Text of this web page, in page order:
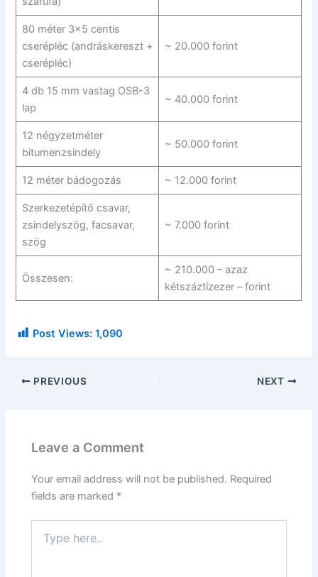
80 méter 3×5 centis
cserépléc (andráskereszt +
cserépléc)
~ 20.000 forint
4 db 15 mm vastag OSB-3
lap
~ 40.000 forint
12 négyzetméter
bitumenzsindely
~ 50.000 forint
12 méter bádogozás ~ 12.000 forint
Szerkezetépítő csavar,
zsindelyszög, facsavar,
szög
~ 7.000 forint
Összesen:
~ 210.000 – azaz
kétszáztízezer – forint
Post Views: 1,090
PREVIOUS NEXT
Leave a Comment
Your email address will not be published. Required
fields are marked *
here..